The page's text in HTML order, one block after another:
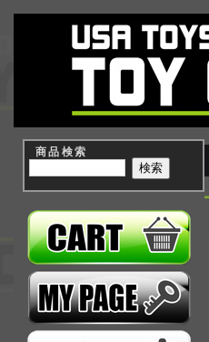
商品検索